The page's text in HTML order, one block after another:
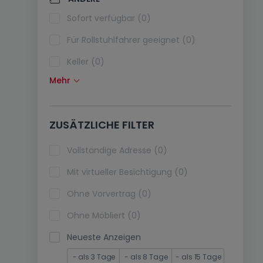
Klimaanlagen (0)
Glasfaser (0)
Sofort verfügbar (0)
Für Rollstuhlfahrer geeignet (0)
Keller (0)
Dachboden (0)
Fahrstuhl (0)
immobilienleibrente (0)
Ferienimmobilien (0)
Mehr
ZUSÄTZLICHE FILTER
Vollständige Adresse (0)
Mit virtueller Besichtigung (0)
Ohne Vorvertrag (0)
Ohne Möbliert (0)
Neueste Anzeigen
- als 3 Tage - als 8 Tage - als 15 Tage